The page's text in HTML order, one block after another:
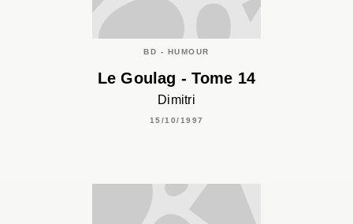
BD - HUMOUR
Le Goulag - Tome 14
Dimitri
15/10/1997